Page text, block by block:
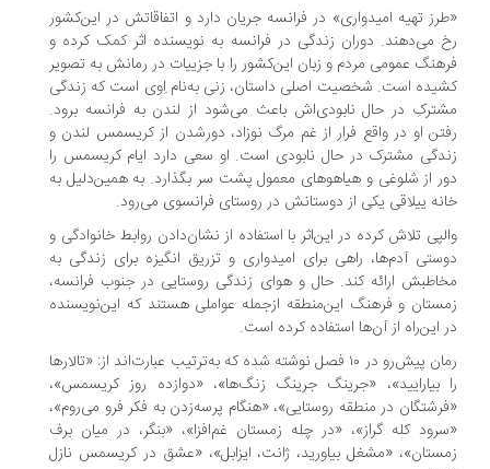
تهیه امیدواری» در فرانسه جریان دارد و اتفاقاتش در این‌کشور
می‌دهند. دوران زندگی در فرانسه به نویسنده اثر کمک کرده و
عمومی مردم و زبان این‌کشور را با جزییات در رمانش به تصویر
است. شخصیت اصلی داستان، زنی به‌نام اِوی است که زندگی
در حال نابودی‌اش باعث می‌شود از لندن به فرانسه برود.
او در واقع فرار از غم مرگ نوزاد، دورشدن از کریسمس لندن و
مشترک در حال نابودی است. او سعی دارد ایام کریسمس را
از شلوغی‌ و هیاهوهای معمول پشت سر بگذارد. به همین‌دلیل به
ییلاقی یکی از دوستانش در روستای فرانسوی می‌رود.
تلاش کرده در این‌اثر با استفاده از نشان‌دادن روابط خانوادگی و
آدم‌ها، راهی برای امیدواری و تزریق انگیزه برای زندگی به
ارائه کند. حال و هوای زندگی روستایی در جنوب فرانسه،
و فرهنگ این‌منطقه ازجمله عواملی هستند که این‌نویسنده
این‌راه از آن‌ها استفاده کرده است.
رمان پیش‌رو در ۱۰ فصل نوشته شده که به‌ترتیب عبارت‌اند از: «تالارها
بیارایید»، «جرینگ جرینگ زنگ‌ها»، «دوازده روز کریسمس»،
در منطقه روستایی»، «هنگام پرسه‌زدن به فکر فرو می‌روم»،
کله گراز»، «در چله زمستان غم‌افزا»، «بنگر، در میان برف
«مشغل بیاورید، ژانت، ایزابل»، «عشق در کریسمس نازل